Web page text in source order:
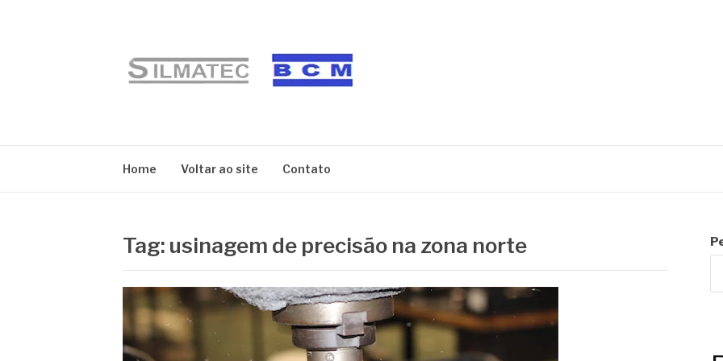
Home Voltar ao site Contato
Tag: usinagem de precisão na zona norte